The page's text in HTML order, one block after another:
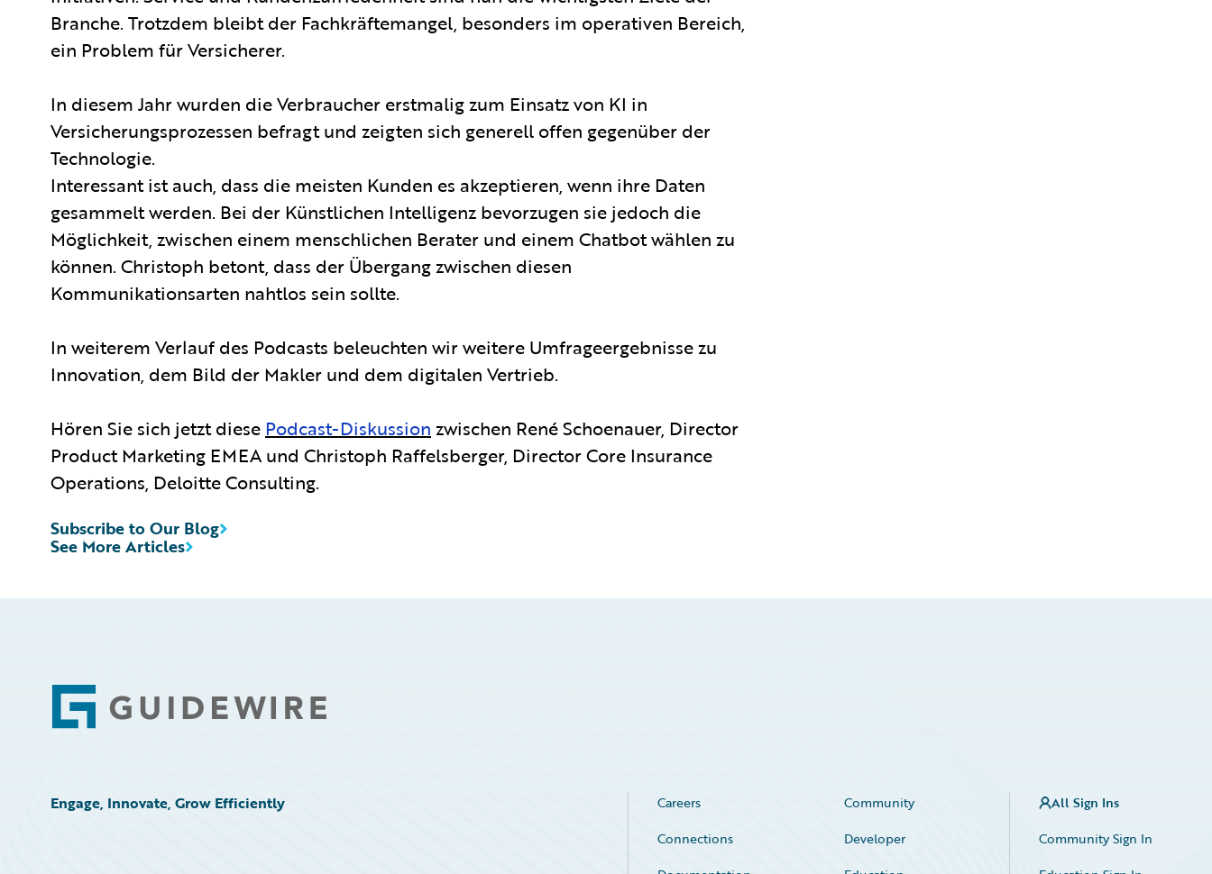
Branche. Trotzdem bleibt der Fachkräftemangel, besonders im operativen Bereich,
ein Problem für Versicherer.
In diesem Jahr wurden die Verbraucher erstmalig zum Einsatz von KI in
Versicherungsprozessen befragt und zeigten sich generell offen gegenüber der
Technologie.
Interessant ist auch, dass die meisten Kunden es akzeptieren, wenn ihre Daten
gesammelt werden. Bei der Künstlichen Intelligenz bevorzugen sie jedoch die
Möglichkeit, zwischen einem menschlichen Berater und einem Chatbot wählen zu
können. Christoph betont, dass der Übergang zwischen diesen
Kommunikationsarten nahtlos sein sollte.
In weiterem Verlauf des Podcasts beleuchten wir weitere Umfrageergebnisse zu
Innovation, dem Bild der Makler und dem digitalen Vertrieb.
Hören Sie sich jetzt diese Podcast-Diskussion zwischen René Schoenauer, Director
Product Marketing EMEA und Christoph Raffelsberger, Director Core Insurance
Operations, Deloitte Consulting.
See More Articles
Subscribe to Our Blog
Footer
Engage, Innovate, Grow Efficiently Careers
Community
Connections
Developer
All Sign Ins
Community Sign In